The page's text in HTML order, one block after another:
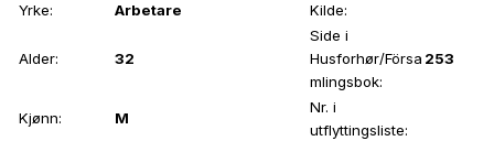
Yrke: Arbetare Kilde:
Alder: 32
Side i
Husforhør/Försa
mlingsbok:
253
Kjønn: M
Nr. i
utflyttingsliste: